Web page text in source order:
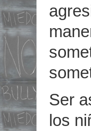
Ser
los